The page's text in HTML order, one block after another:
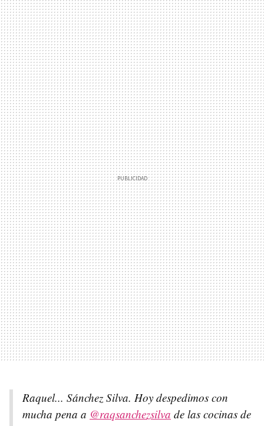
Raquel... Sánchez Silva. Hoy despedimos con
mucha pena a @raqsanchezsilva de las cocinas de